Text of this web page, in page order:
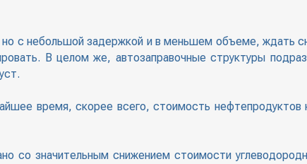
с небольшой задержкой и в меньшем объеме, ждать
В целом же, автозаправочные структуры
время, скорее всего, стоимость нефтепродуктов
со значительным снижением стоимости